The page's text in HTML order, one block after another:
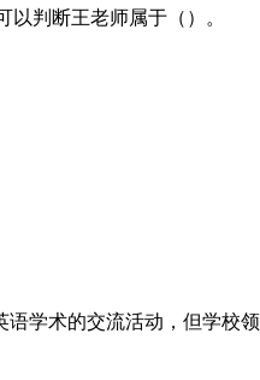
判断王老师属于（）。
学术的交流活动，但学校领